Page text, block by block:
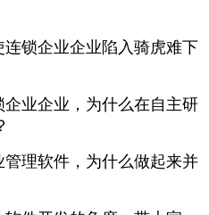
锁企业企业陷入骑虎难下
业企业，为什么在自主研
理软件，为什么做起来并